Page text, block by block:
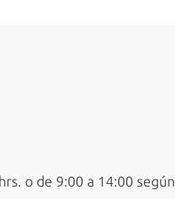
o de 9:00 a 14:00 según